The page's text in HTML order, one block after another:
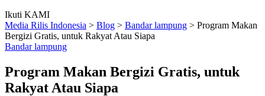
Ikuti KAMI
Media Rilis Indonesia > Blog > Bandar lampung > Program Makan
Bergizi Gratis, untuk Rakyat Atau Siapa
Bandar lampung
Program Makan Bergizi Gratis, untuk
Rakyat Atau Siapa